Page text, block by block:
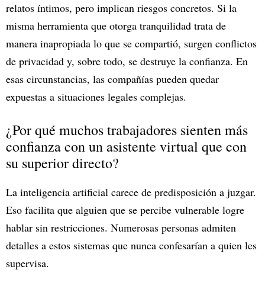
relatos íntimos, pero implican riesgos concretos. Si la
misma herramienta que otorga tranquilidad trata de
manera inapropiada lo que se compartió, surgen conflictos
de privacidad y, sobre todo, se destruye la confianza. En
esas circunstancias, las compañías pueden quedar
expuestas a situaciones legales complejas.
¿Por qué muchos trabajadores sienten más
confianza con un asistente virtual que con
su superior directo?
La inteligencia artificial carece de predisposición a juzgar.
Eso facilita que alguien que se percibe vulnerable logre
hablar sin restricciones. Numerosas personas admiten
detalles a estos sistemas que nunca confesarían a quien les
supervisa.